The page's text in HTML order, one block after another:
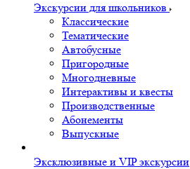
Экскурсии для школьников
Классические
Тематические
Автобусные
Пригородные
Многодневные
Интерактивы и квесты
Производственные
Абонементы
Выпускные
Эксклюзивные и VIP экскурсии